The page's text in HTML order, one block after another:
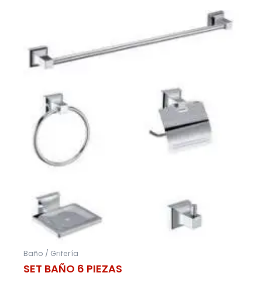
Baño / Grifería
SET BAÑO 6 PIEZAS